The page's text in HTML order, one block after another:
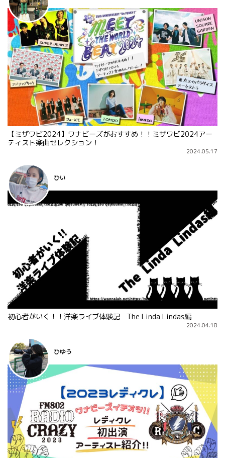
【ミザワビ2024】ワナビーズがおすすめ！！ミザワビ2024アー
ティスト楽曲セレクション！
2024.05.17
初心者がいく！！洋楽ライブ体験記 The Linda Lindas編
2024.04.18
ひい
ひゆう